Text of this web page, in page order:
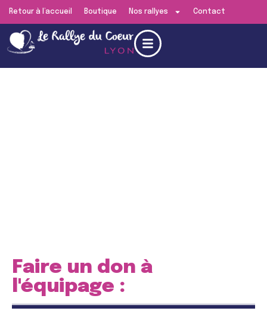
Retour à l’accueil Boutique Nos rallyes Contact
Faire un don à
l'équipage :